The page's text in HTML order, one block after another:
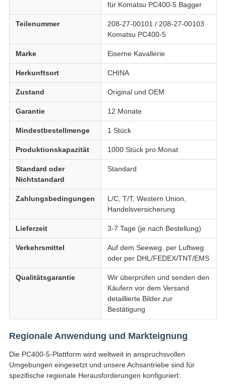
für Komatsu PC400-5 Bagger
Teilenummer
208-27-00101 / 208-27-00103
Komatsu PC400-5
Marke Eiserne Kavallerie
Herkunftsort CHINA
Zustand Original und OEM
Garantie 12 Monate
Mindestbestellmenge 1 Stück
Produktionskapazität 1000 Stück pro Monat
Standard oder
Nichtstandard
Standard
Zahlungsbedingungen
L/C, T/T, Western Union,
Handelsversicherung
Lieferzeit 3-7 Tage (je nach Bestellung)
Verkehrsmittel
Auf dem Seeweg, per Luftweg
oder per DHL/FEDEX/TNT/EMS
Qualitätsgarantie
Wir überprüfen und senden den
Käufern vor dem Versand
detaillierte Bilder zur
Bestätigung
Regionale Anwendung und Markteignung
Die PC400-5-Plattform wird weltweit in anspruchsvollen
Umgebungen eingesetzt und unsere Achsantriebe sind für
spezifische regionale Herausforderungen konfiguriert: